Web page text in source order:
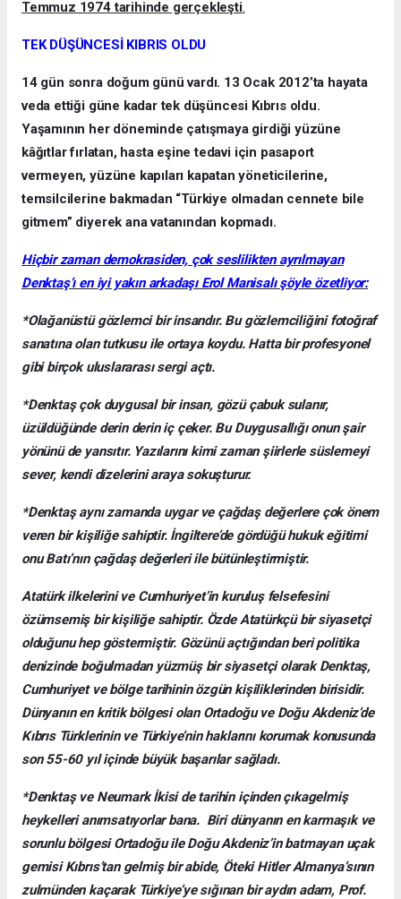
Temmuz 1974 tarihinde gerçekleşti.
TEK DÜŞÜNCESİ KIBRIS OLDU
14 gün sonra doğum günü vardı. 13 Ocak 2012’ta hayata
veda ettiği güne kadar tek düşüncesi Kıbrıs oldu.
Yaşamının her döneminde çatışmaya girdiği yüzüne
kâğıtlar fırlatan, hasta eşine tedavi için pasaport
vermeyen, yüzüne kapıları kapatan yöneticilerine,
temsilcilerine bakmadan “Türkiye olmadan cennete bile
gitmem” diyerek ana vatanından kopmadı.
Hiçbir zaman demokrasiden, çok seslilikten ayrılmayan
Denktaş’ı en iyi yakın arkadaşı Erol Manisalı şöyle özetliyor:
*Olağanüstü gözlemci bir insandır. Bu gözlemciliğini fotoğraf
sanatına olan tutkusu ile ortaya koydu. Hatta bir profesyonel
gibi birçok uluslararası sergi açtı.
*Denktaş çok duygusal bir insan, gözü çabuk sulanır,
üzüldüğünde derin derin iç çeker. Bu Duygusallığı onun şair
yönünü de yansıtır. Yazılarını kimi zaman şiirlerle süslemeyi
sever, kendi dizelerini araya sokuşturur.
*Denktaş aynı zamanda uygar ve çağdaş değerlere çok önem
veren bir kişiliğe sahiptir. İngiltere’de gördüğü hukuk eğitimi
onu Batı’nın çağdaş değerleri ile bütünleştirmiştir.
Atatürk ilkelerini ve Cumhuriyet’in kuruluş felsefesini
özümsemiş bir kişiliğe sahiptir. Özde Atatürkçü bir siyasetçi
olduğunu hep göstermiştir. Gözünü açtığından beri politika
denizinde boğulmadan yüzmüş bir siyasetçi olarak Denktaş,
Cumhuriyet ve bölge tarihinin özgün kişiliklerinden birisidir.
Dünyanın en kritik bölgesi olan Ortadoğu ve Doğu Akdeniz’de
Kıbrıs Türklerinin ve Türkiye’nin haklarını korumak konusunda
son 55-60 yıl içinde büyük başarılar sağladı.
*Denktaş ve Neumark İkisi de tarihin içinden çıkagelmiş
heykelleri anımsatıyorlar bana. Biri dünyanın en karmaşık ve
sorunlu bölgesi Ortadoğu ile Doğu Akdeniz’in batmayan uçak
gemisi Kıbrıs’tan gelmiş bir abide, Öteki Hitler Almanya’sının
zulmünden kaçarak Türkiye’ye sığınan bir aydın adam, Prof.